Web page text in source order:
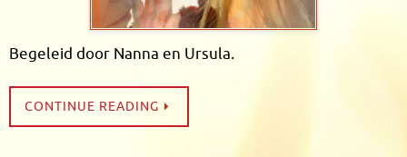
Begeleid door Nanna en Ursula.
CONTINUE READING